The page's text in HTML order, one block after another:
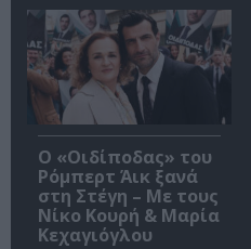
O «Οιδίποδας» του
Ρόμπερτ Άικ ξανά
στη Στέγη – Με τους
Νίκο Κουρή & Μαρία
Κεχαγιόγλου